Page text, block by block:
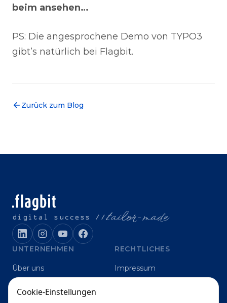
beim ansehen…
PS: Die angesprochene Demo von TYPO3
gibt’s natürlich bei Flagbit.
Zurück zum Blog
digital success //tailor-made
UNTERNEHMEN
Über uns
RECHTLICHES
Impressum
Cookie-Einstellungen